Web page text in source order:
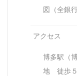
図（全銀
アクセス
博多駅（
地 徒歩